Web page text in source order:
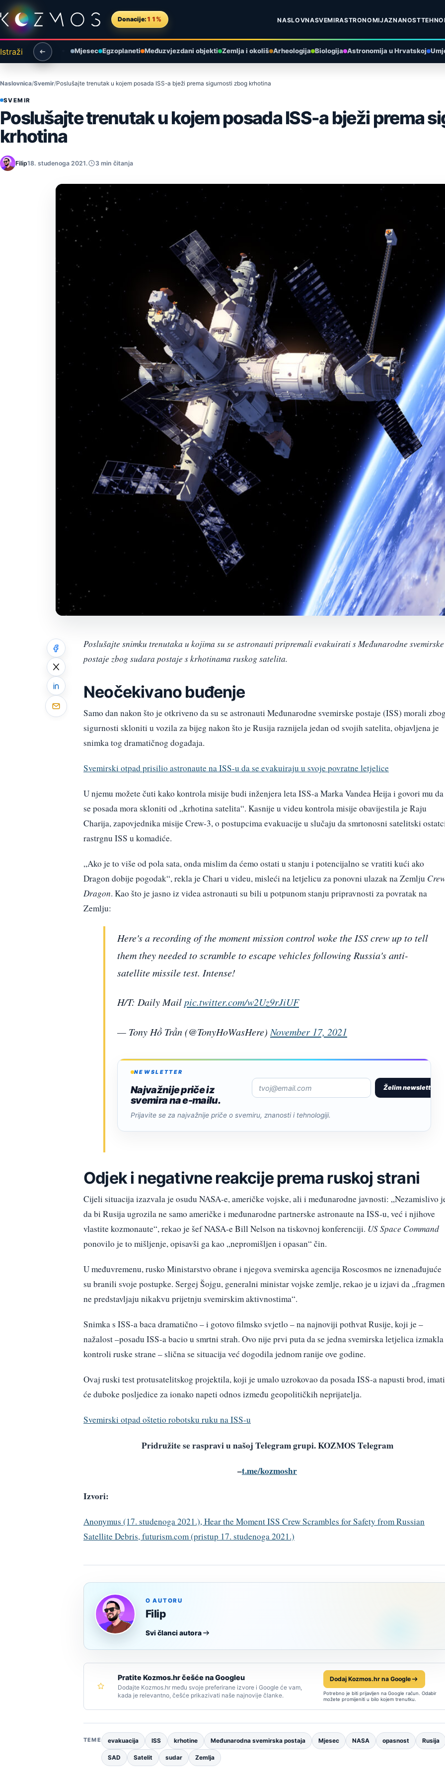
Preskoči na sadržaj
Donacije: 11% NASLOVNASVEMIRASTRONOMIJAZNANOST
Istraži Mjesec Egzoplaneti Međuzvjezdani objekti Zemlja i okoliš Arheologija Biologija Astronomija u Hrvatskoj
Naslovnica Svemir Poslušajte trenutak u kojem posada ISS-a bježi prema sigurnosti zbog krhotina
SVEMIR
Poslušajte trenutak u kojem posada ISS-a bježi prema
krhotina
Filip18. studenoga 2021. 3 min čitanja
Poslušajte snimku trenutaka u kojima su se astronauti pripremali evakuirati s Međunarodne svemirske
postaje zbog sudara postaje s krhotinama ruskog satelita.
Neočekivano buđenje
Samo dan nakon što je otkriveno da su se astronauti Međunarodne svemirske postaje (ISS) morali
sigurnosti skloniti u vozila za bijeg nakon što je Rusija raznijela jedan od svojih satelita, objavljena je
snimka tog dramatičnog događaja.
Svemirski otpad prisilio astronaute na ISS-u da se evakuiraju u svoje povratne letjelice
U njemu možete čuti kako kontrola misije budi inženjera leta ISS-a Marka Vandea Heija i govori mu da
se posada mora skloniti od „krhotina satelita“. Kasnije u videu kontrola misije obavijestila je Raju
Charija, zapovjednika misije Crew-3, o postupcima evakuacije u slučaju da smrtonosni satelitski
rastrgnu ISS u komadiće.
„Ako je to više od pola sata, onda mislim da ćemo ostati u stanju i potencijalno se vratiti kući ako
Dragon dobije pogodak“, rekla je Chari u videu, misleći na letjelicu za ponovni ulazak na Zemlju
Dragon. Kao što je jasno iz videa astronauti su bili u potpunom stanju pripravnosti za povratak na
Zemlju:
Here's a recording of the moment mission control woke the ISS crew up to tell
them they needed to scramble to escape vehicles following Russia's anti-
satellite missile test. Intense!
H/T: Daily Mailpic.twitter.com/w2Uz9rJiUF
— Tony Hồ Trần (@TonyHoWasHere) November 17, 2021
NEWSLETTER
Najvažnije priče iz
svemira na e-mailu.
Želim newsletter
Prijavite se za najvažnije priče o svemiru, znanosti i tehnologiji.
Odjek i negativne reakcije prema ruskoj strani
Cijeli situacija izazvala je osudu NASA-e, američke vojske, ali i međunarodne javnosti: „Nezamislivo
da bi Rusija ugrozila ne samo američke i međunarodne partnerske astronaute na ISS-u, već i njihove
vlastite kozmonaute“, rekao je šef NASA-e Bill Nelson na tiskovnoj konferenciji. US Space Command
ponovilo je to mišljenje, opisavši ga kao „nepromišljen i opasan“ čin.
U međuvremenu, rusko Ministarstvo obrane i njegova svemirska agencija Roscosmos ne iznenađujuće
su branili svoje postupke. Sergej Šojgu, generalni ministar vojske zemlje, rekao je u izjavi da
ne predstavljaju nikakvu prijetnju svemirskim aktivnostima“.
Snimka s ISS-a baca dramatično – i gotovo filmsko svjetlo – na najnoviji pothvat Rusije, koji je –
nažalost –posadu ISS-a bacio u smrtni strah. Ovo nije prvi puta da se jedna svemirska letjelica izmakla
kontroli ruske strane – slična se situacija već dogodila jednom ranije ove godine.
Ovaj ruski test protusatelitskog projektila, koji je umalo uzrokovao da posada ISS-a napusti brod, imati
će duboke posljedice za ionako napeti odnos između geopolitičkih neprijatelja.
Svemirski otpad oštetio robotsku ruku na ISS-u
Pridružite se raspravi u našoj Telegram grupi. KOZMOS Telegram
–t.me/kozmoshr
Izvori:
Anonymus (17. studenoga 2021.), Hear the Moment ISS Crew Scrambles for Safety from Russian
Satellite Debris, futurism.com (pristup 17. studenoga 2021.)
O AUTORU
Filip
Svi članci autora
Pratite Kozmos.hr češće na Googleu
Dodajte Kozmos.hr među svoje preferirane izvore i Google će vam,
kada je relevantno, češće prikazivati naše najnovije članke.
Dodaj Kozmos.hr na Google
Potrebno je biti prijavljen na Google račun. Odabir
možete promijeniti u bilo kojem trenutku.
TEME evakuacija ISS krhotine Međunarodna svemirska postaja Mjesec NASA opasnost Rusija
SAD Satelit sudar Zemlja